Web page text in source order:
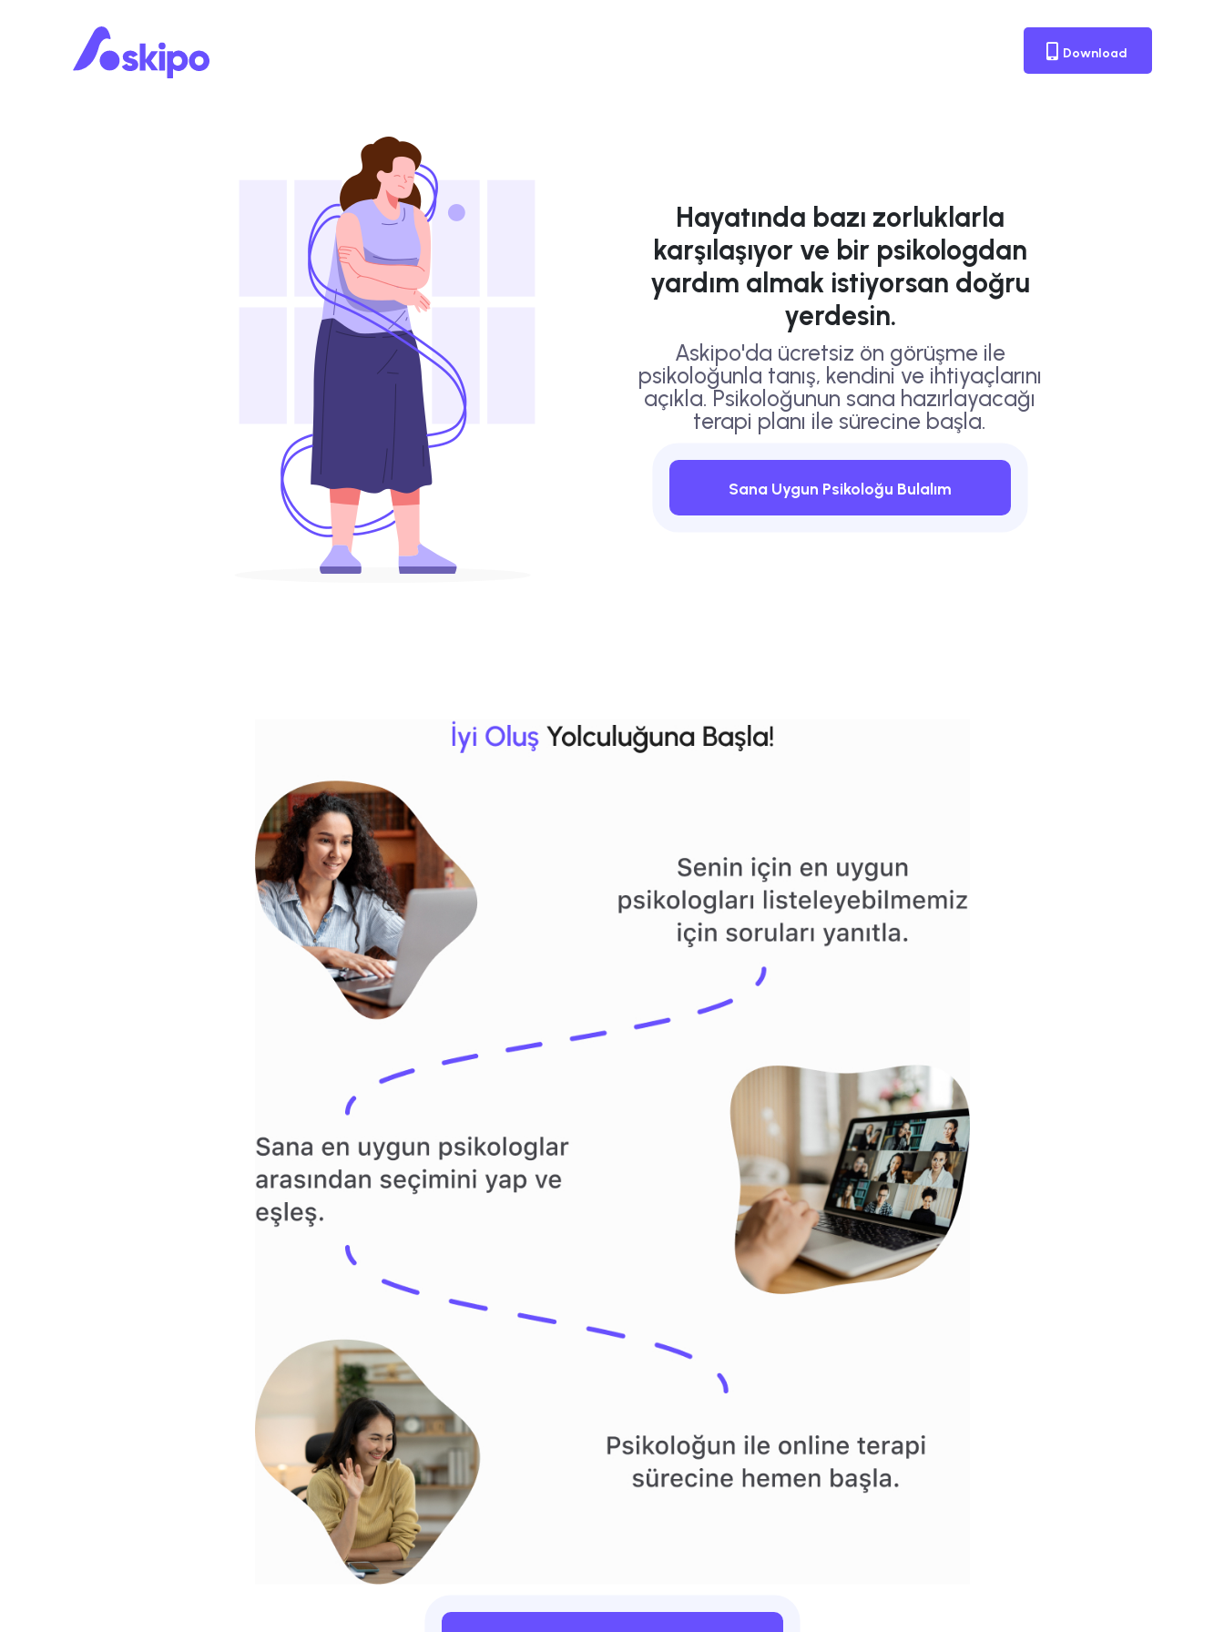
Download
Hayatında bazı zorluklarla
karşılaşıyor ve bir psikologdan
yardım almak istiyorsan doğru
yerdesin.
Askipo'da ücretsiz ön görüşme ile
psikoloğunla tanış, kendini ve ihtiyaçlarını
açıkla. Psikoloğunun sana hazırlayacağı
terapi planı ile sürecine başla.
Sana Uygun Psikoloğu Bulalım